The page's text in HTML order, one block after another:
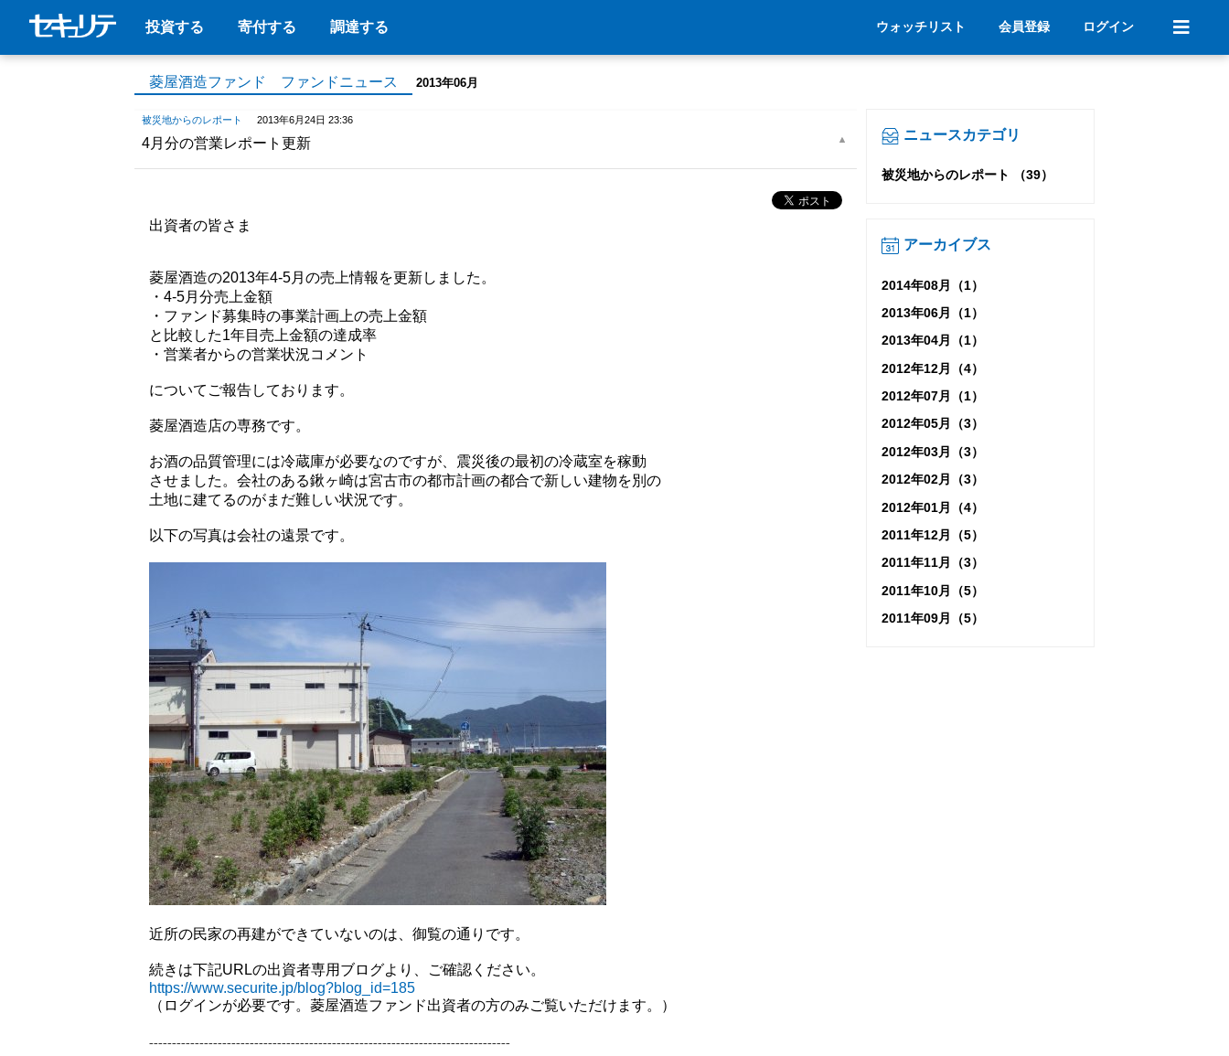
投資する 寄付する 調達する ウォッチリスト 会員登録 ログイン
菱屋酒造ファンド ファンドニュース 2013年06月
被災地からのレポート 2013年6月24日 23:36
4月分の営業レポート更新
出資者の皆さま
菱屋酒造の2013年4-5月の売上情報を更新しました。
・4-5月分売上金額
・ファンド募集時の事業計画上の売上金額
と比較した1年目売上金額の達成率
・営業者からの営業状況コメント
についてご報告しております。
菱屋酒造店の専務です。
お酒の品質管理には冷蔵庫が必要なのですが、震災後の最初の冷蔵室を稼動
させました。会社のある鍬ヶ崎は宮古市の都市計画の都合で新しい建物を別の
土地に建てるのがまだ難しい状況です。
以下の写真は会社の遠景です。
近所の民家の再建ができていないのは、御覧の通りです。
続きは下記URLの出資者専用ブログより、ご確認ください。
https://www.securite.jp/blog?blog_id=185
（ログインが必要です。菱屋酒造ファンド出資者の方のみご覧いただけます。）
-------------------------------------------------------------------------------
ニュースカテゴリ
被災地からのレポート （39）
アーカイブス
2014年08月（1）
2013年06月（1）
2013年04月（1）
2012年12月（4）
2012年07月（1）
2012年05月（3）
2012年03月（3）
2012年02月（3）
2012年01月（4）
2011年12月（5）
2011年11月（3）
2011年10月（5）
2011年09月（5）